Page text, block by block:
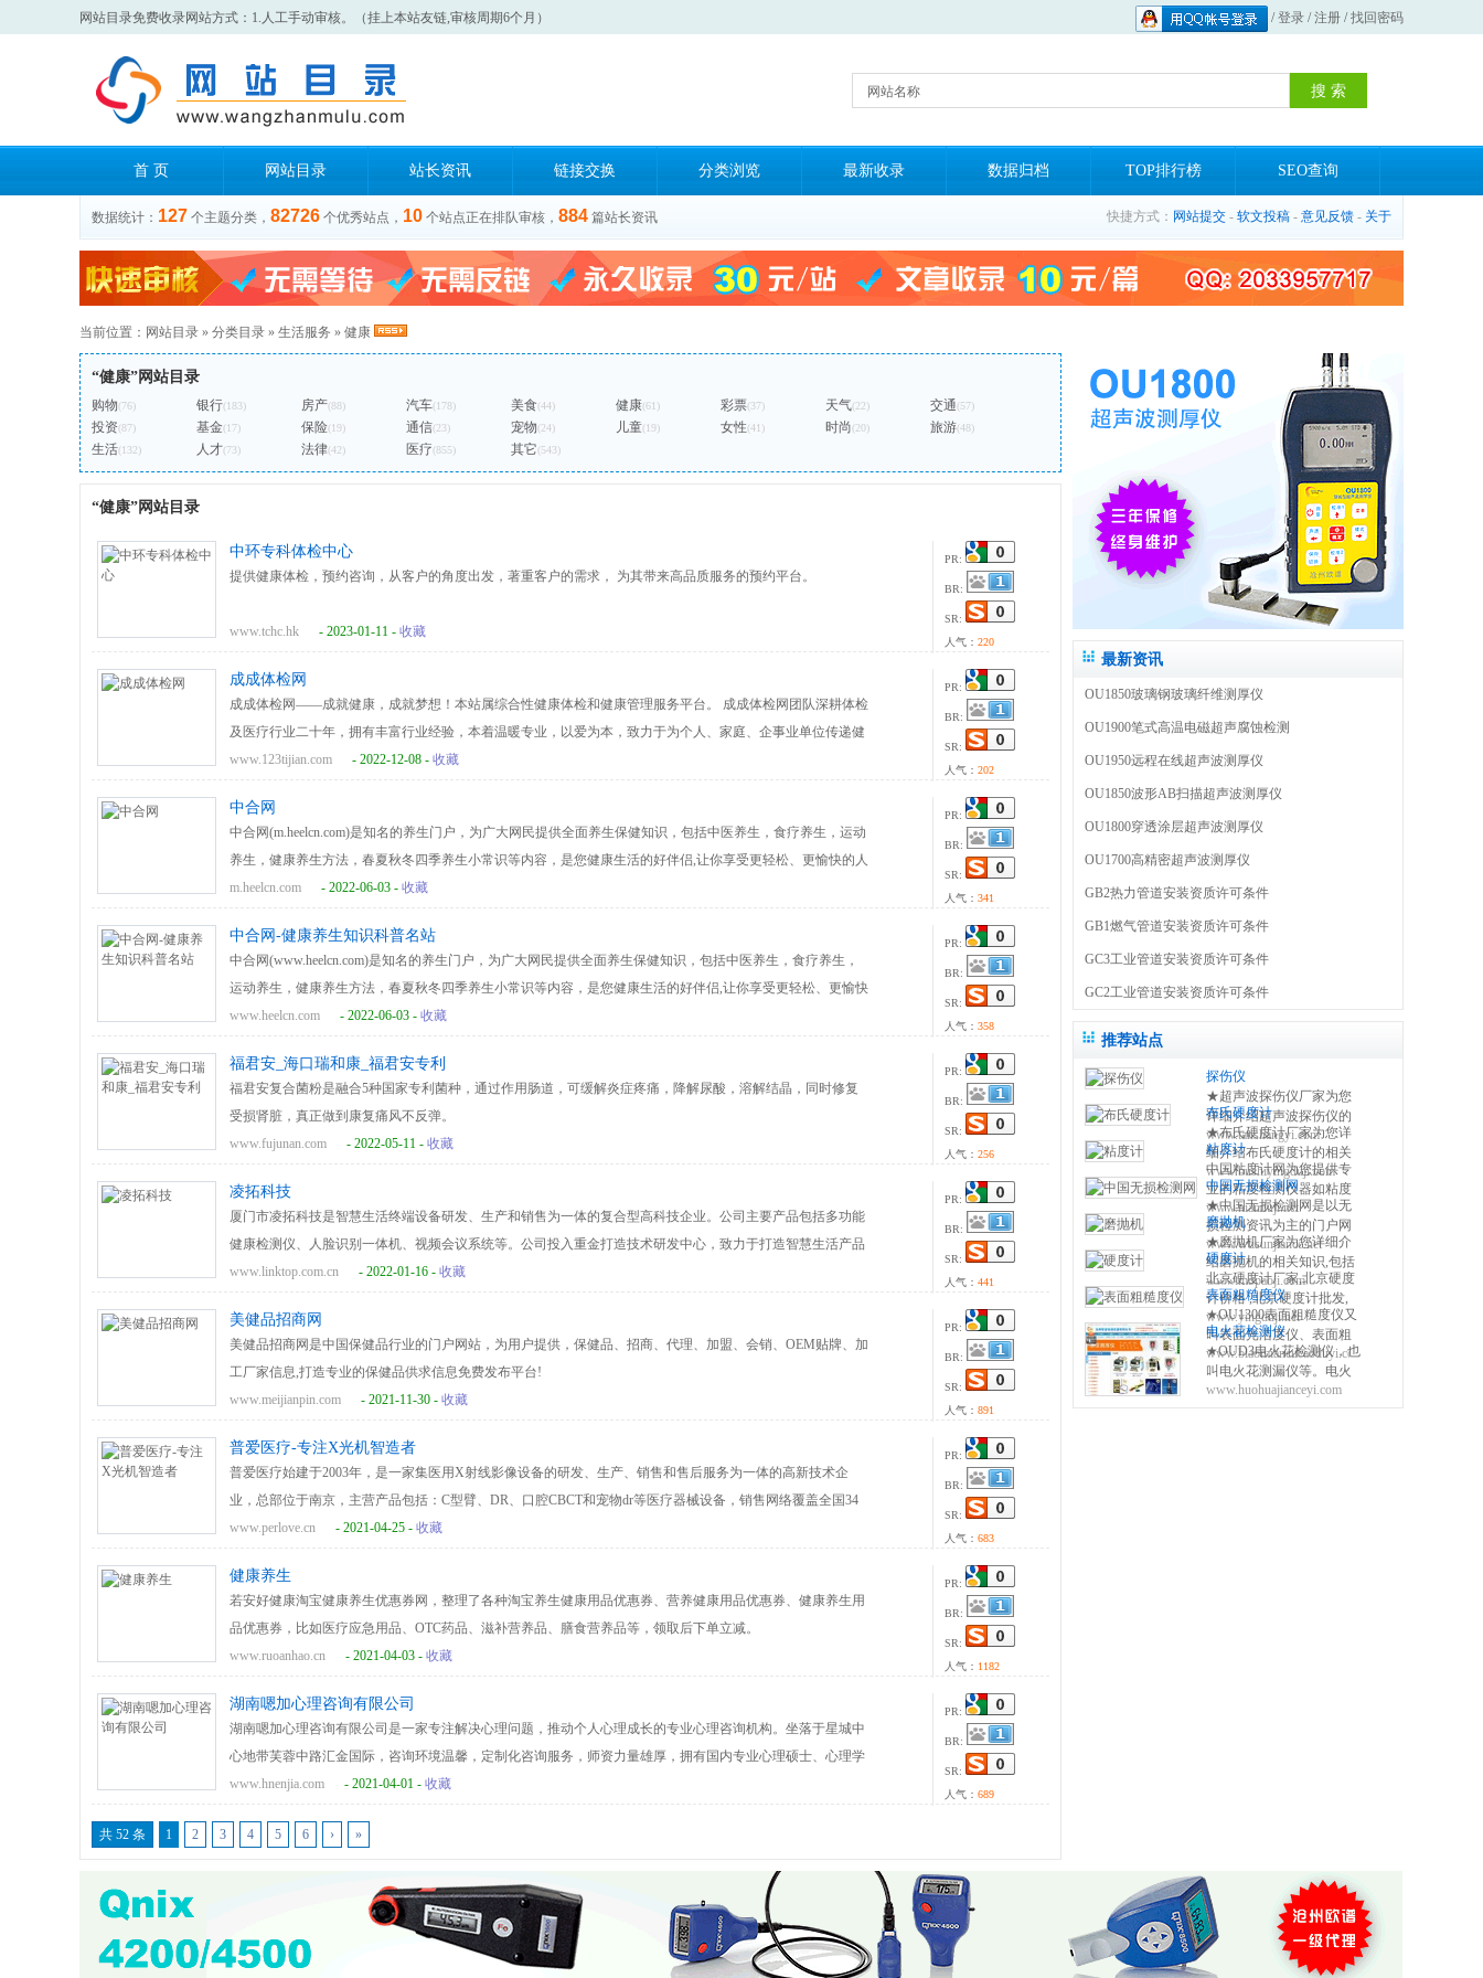
网站目录免费收录网站方式：1.人工手动审核。（挂上本站友链,审核周期6个月） /登录 /注册 /找回密码
网站名称
首 页 网站目录 站长资讯 链接交换 分类浏览 最新收录 数据归档 TOP排行榜 SEO查询
数据统计： 127 个主题分类， 82726 个优秀站点， 10 个站点正在排队审核， 884 篇站长资讯 快捷方式： 网站提交 - 软文投稿 - 意见反馈 - 关于
当前位置： 网站目录 » 分类目录 » 生活服务 » 健康
“健康”网站目录
购物(76) 银行(183) 房产(88) 汽车(178) 美食(44) 健康(61) 彩票(37) 天气(22) 交通(57)
投资(87) 基金(17) 保险(19) 通信(23) 宠物(24) 儿童(19) 女性(41) 时尚(20) 旅游(48)
生活(132) 人才(73) 法律(42) 医疗(855) 其它(543)
“健康”网站目录
中环专科体检中心
提供健康体检，预约咨询，从客户的角度出发，著重客户的需求， 为其带来高品质服务的预约平台。
www.tchc.hk - 2023-01-11 - 收藏
PR:
BR:
SR:
人气： 220
成成体检网
成成体检网——成就健康，成就梦想！本站属综合性健康体检和健康管理服务平台。 成成体检网团队深耕体检
及医疗行业二十年，拥有丰富行业经验，本着温暖专业，以爱为本，致力于为个人、家庭、企事业单位传递健
康体检理念，提供广泛优惠的体检机构与体检套餐选择，并针对其个性化健康需求展开体检项目的定制与预约
查，上门体检，防癌体检，健康干预，体检报告咨询，专家解读，就医绿通等一站式健康管理服务。 成成体检
网的发展，永远以服务为中心，不断整合优秀的资源，充分利用团队技术优势，努力做到服务内容满足需求、
服务质量符合需求，用创新的服务来创造需求，在健康管理服务领域不断开辟新天地。旨在帮助更多人全面管
理健康、预防慢性病，提高现代中国人的整体健康水平和生命质量，助推每个人实现中国梦和健康梦。
www.123tijian.com - 2022-12-08 - 收藏
PR:
BR:
SR:
人气： 202
中合网
中合网(m.heelcn.com)是知名的养生门户，为广大网民提供全面养生保健知识，包括中医养生，食疗养生，运动
养生，健康养生方法，春夏秋冬四季养生小常识等内容，是您健康生活的好伴侣,让你享受更轻松、更愉快的人
生旅途。
m.heelcn.com - 2022-06-03 - 收藏
PR:
BR:
SR:
人气： 341
中合网-健康养生知识科普名站
中合网(www.heelcn.com)是知名的养生门户，为广大网民提供全面养生保健知识，包括中医养生，食疗养生，
运动养生，健康养生方法，春夏秋冬四季养生小常识等内容，是您健康生活的好伴侣,让你享受更轻松、更愉快
的人生旅途。
www.heelcn.com - 2022-06-03 - 收藏
PR:
BR:
SR:
人气： 358
福君安_海口瑞和康_福君安专利
福君安复合菌粉是融合5种国家专利菌种，通过作用肠道，可缓解炎症疼痛，降解尿酸，溶解结晶，同时修复
受损肾脏，真正做到康复痛风不反弹。
www.fujunan.com
- 2022-05-11 - 收藏
PR:
BR:
SR:
人气： 256
凌拓科技
厦门市凌拓科技是智慧生活终端设备研发、生产和销售为一体的复合型高科技企业。公司主要产品包括多功能
健康检测仪、人脸识别一体机、视频会议系统等。公司投入重金打造技术研发中心，致力于打造智慧生活产品
的优质体验，依托强大的技术创新能力和核心研发团队推动行业发展，引领智慧生活新变革。
www.linktop.com.cn - 2022-01-16 - 收藏
PR:
BR:
SR:
人气： 441
美健品招商网
美健品招商网是中国保健品行业的门户网站，为用户提供，保健品、招商、代理、加盟、会销、OEM贴牌、加
工厂家信息,打造专业的保健品供求信息免费发布平台!
www.meijianpin.com
- 2021-11-30 - 收藏
PR:
BR:
SR:
人气： 891
普爱医疗-专注X光机智造者
普爱医疗始建于2003年，是一家集医用X射线影像设备的研发、生产、销售和售后服务为一体的高新技术企
业，总部位于南京，主营产品包括：C型臂、DR、口腔CBCT和宠物dr等医疗器械设备，销售网络覆盖全国34
个省及行政区，产品远销五大洲180多个国家和地区。
www.perlove.cn - 2021-04-25 - 收藏
PR:
BR:
SR:
人气： 683
健康养生
若安好健康淘宝健康养生优惠券网，整理了各种淘宝养生健康用品优惠券、营养健康用品优惠券、健康养生用
品优惠券，比如医疗应急用品、OTC药品、滋补营养品、膳食营养品等，领取后下单立减。
www.ruoanhao.cn
- 2021-04-03 - 收藏
PR:
BR:
SR:
人气： 1182
湖南嗯加心理咨询有限公司
湖南嗯加心理咨询有限公司是一家专注解决心理问题，推动个人心理成长的专业心理咨询机构。坐落于星城中
心地带芙蓉中路汇金国际，咨询环境温馨，定制化咨询服务，师资力量雄厚，拥有国内专业心理硕士、心理学
士及专业督导师、国家二级心理咨询师、青少年心理咨询师及家庭咨询师等专业团队。
www.hnenjia.com - 2021-04-01 - 收藏
PR:
BR:
SR:
人气： 689
共 52 条 1 2 3 4 5 6 › »
最新资讯
OU1850玻璃钢玻璃纤维测厚仪
OU1900笔式高温电磁超声腐蚀检测
OU1950远程在线超声波测厚仪
OU1850波形AB扫描超声波测厚仪
OU1800穿透涂层超声波测厚仪
OU1700高精密超声波测厚仪
GB2热力管道安装资质许可条件
GB1燃气管道安装资质许可条件
GC3工业管道安装资质许可条件
GC2工业管道安装资质许可条件
推荐站点
探伤仪
★超声波探伤仪厂家为您
详细介绍超声波探伤仪的
相关知识,包括磁粉探伤仪
原理,使用方法,操作注意事
项等,使您更好的了解和使
用便携式探伤设备 0317-
3038768
www.tanshangyi.com
布氏硬度计
★布氏硬度计厂家为您详
细介绍布氏硬度计的相关
知识,包括布氏硬度计原理,
使用方法,使用注意事项,维
修保养等,使您更好的了解
和使用布氏硬度测量仪方
法 0317-3038768
www.bushiyingduji.com
粘度计
中国粘度计网为您提供专
业的粘度检测仪器如粘度
杯,旋转粘度计,手持式粘度
计,斯托默粘度计,温控一体
式粘度计,聚合物粘度计等
粘度检测仪器的产品供应
商信息及技术资讯。
www.nianduji.net
中国无损检测网
★中国无损检测网是以无
损检测资讯为主的门户网
站，提供全面及时的无损
检测设备、无损超声探
伤、无损设备、无损标准
等，设有资讯、标准、展
会、仪器、技术、下载等
20多个内容频道。
www.wusunjiance.net
磨抛机
★磨抛机厂家为您详细介
绍磨抛机的相关知识,包括
磨抛机原理,使用方法,使用
注意事项,维修保养等,使您
更好的了解和使用磨抛机
方法 0317-3038768
www.mopaoji.com
硬度计
北京硬度计厂家,北京硬度
计价格 ,北京硬度计批发,
北京硬度计网为您提供里
氏硬度计、布氏硬度计、
洛氏硬度计、维氏硬度
计、邵氏硬度计、超声波
硬度计的供求信息，免费
www.yingduji.net
表面粗糙度仪
★OU1300表面粗糙度仪又
叫表面光洁度仪、表面粗
糙度检测仪、粗糙度测量
仪、粗糙度测试仪等，表
面粗糙度仪由仪器内部的
www.biaomiancucaoduyi.com
电火花检测仪
★OUD3电火花检测仪，也
叫电火花测漏仪等。电火
花检测仪主要用来检测金
www.huohuajianceyi.com